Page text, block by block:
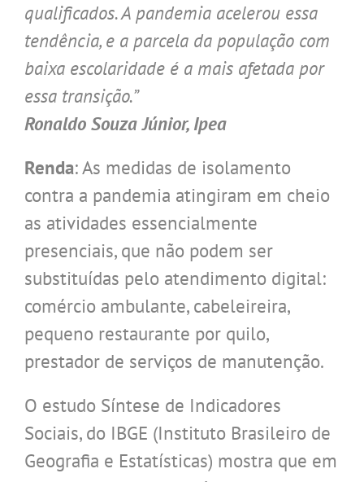
qualificados. A pandemia acelerou essa
tendência, e a parcela da população com
baixa escolaridade é a mais afetada por
essa transição.”
Ronaldo Souza Júnior, Ipea
Renda: As medidas de isolamento
contra a pandemia atingiram em cheio
as atividades essencialmente
presenciais, que não podem ser
substituídas pelo atendimento digital:
comércio ambulante, cabeleireira,
pequeno restaurante por quilo,
prestador de serviços de manutenção.
O estudo Síntese de Indicadores
Sociais, do IBGE (Instituto Brasileiro de
Geografia e Estatísticas) mostra que em